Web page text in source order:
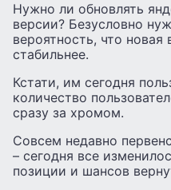
Нужно ли обновлять
версии? Безусловно
вероятность, что
стабильнее.
Кстати, им сегодня
количество
сразу за хромом.
Совсем недавно
– сегодня все
позиции и шансов